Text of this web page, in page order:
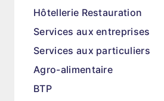
Hôtellerie Restauration
Services aux entreprises
Services aux particuliers
Agro-alimentaire
BTP